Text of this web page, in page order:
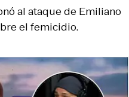
al ataque de Emiliano
el femicidio.